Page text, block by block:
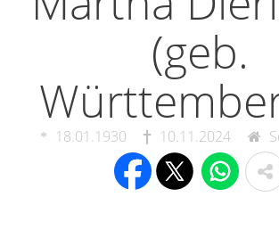
(geb.
18.01.1930 10.11.2024